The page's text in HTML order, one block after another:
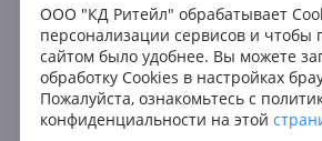
ООО "КД Ритейл" обрабатывает
персонализации сервисов и чтобы
сайтом было удобнее. Вы можете
обработку Cookies в настройках
Пожалуйста, ознакомьтесь с
конфиденциальности на этой